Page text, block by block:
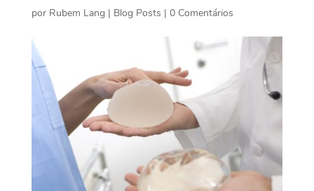
por Rubem Lang| Blog Posts | 0 Comentários